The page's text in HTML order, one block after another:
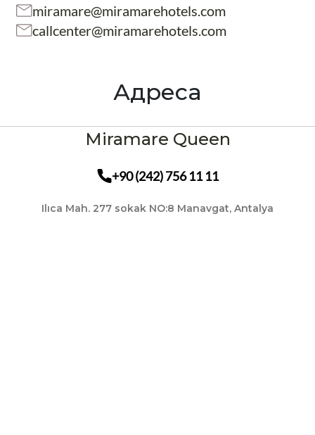
miramare@miramarehotels.com
callcenter@miramarehotels.com
Адреса
Miramare Queen
+90 (242) 756 11 11
Ilıca Mah. 277 sokak NO:8 Manavgat, Antalya